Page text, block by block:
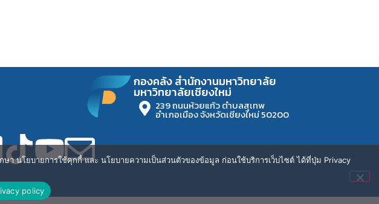
กองคลัง สำนักงานมหาวิทยาลัย
มหาวิทยาลัยเชียงใหม่
239 ถนนห้วยแก้ว ตำบลสุเทพ
อำเภอเมือง จังหวัดเชียงใหม่ 50200
า นโยบายการใช้คุกกี้ และ นโยบายความเป็นส่วนตัวของข้อมูล ก่อนใช้บริการเว็บไซต์ ได้ที่ปุ่ม Privacy
policy